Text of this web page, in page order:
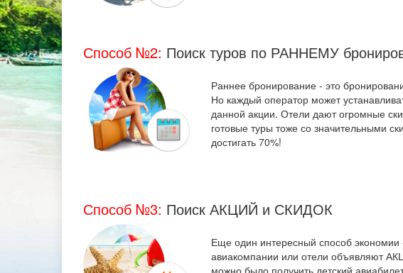
Способ №2: Поиск туров по РАННЕМУ
Раннее бронирование - это
Но каждый оператор может
данной акции. Отели дают огромные
готовые туры тоже со значительными
достигать 70%!
Способ №3: Поиск АКЦИЙ и СКИДОК
Еще один интересный способ экономии
авиакомпании или отели объявляют
можно было получить детский